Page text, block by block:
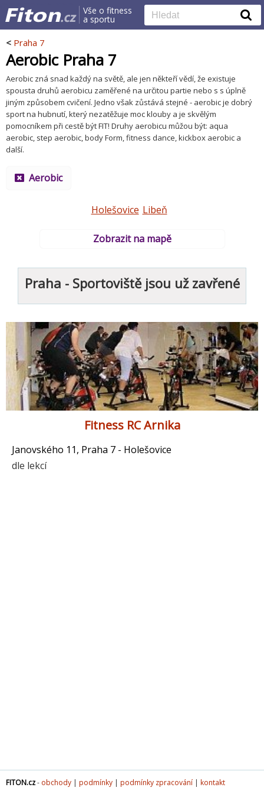
Vše o fitness
a sportu
< Praha 7
Aerobic Praha 7
Aerobic zná snad každý na světě, ale jen někteří vědí, že existuje
spousta druhů aerobicu zaměřené na určitou partie nebo s s úplně
jiným způsobem cvičení. Jedno však zůstává stejné - aerobic je dobrý
sport na hubnutí, který nezatěžuje moc klouby a je skvělým
pomocníkem při cestě být FIT! Druhy aerobicu můžou být: aqua
aerobic, step aerobic, body Form, fitness dance, kickbox aerobic a
další.
Aerobic
Holešovice Libeň
Zobrazit na mapě
Praha - Sportoviště jsou už zavřené
Fitness RC Arnika
Janovského 11, Praha 7 - Holešovice
dle lekcí
FITON.cz- obchody | podmínky | podmínky zpracování | kontakt